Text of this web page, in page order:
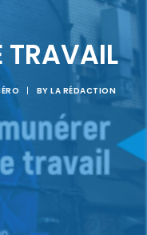
TRAVAIL
| BYLA RÉDACTION